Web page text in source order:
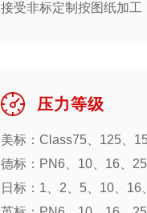
接受非标定制按图纸加工
压力等级
美标：Class75、125、
德标：PN6、10、16、
日标：1、2、5、10、